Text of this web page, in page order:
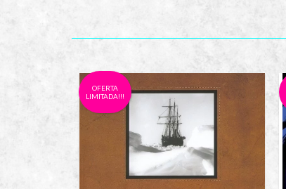
OFERTA
LIMITADA!!!